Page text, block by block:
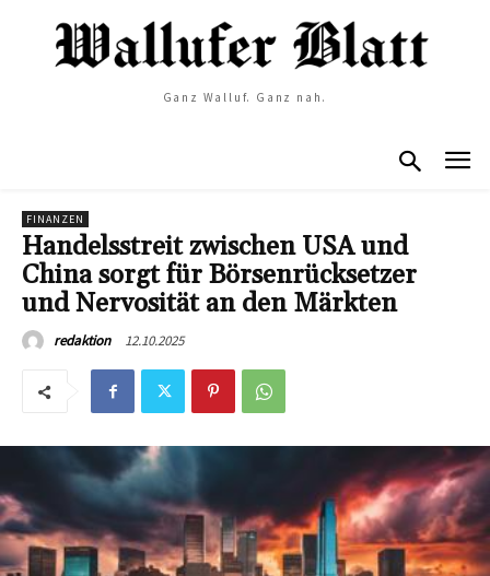
Ganz Walluf. Ganz nah.
FINANZEN
Handelsstreit zwischen USA und
China sorgt für Börsenrücksetzer
und Nervosität an den Märkten
redaktion 12.10.2025